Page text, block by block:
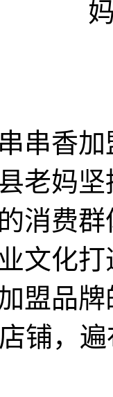
香加
老妈
消费
文化
盟品
铺，